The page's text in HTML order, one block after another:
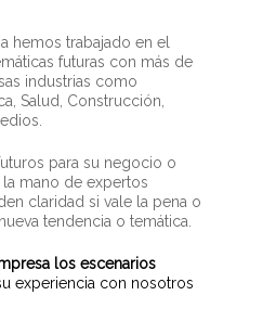
hemos trabajado en el
futuras con más de
industrias como
Salud, Construcción,
para su negocio o
mano de expertos
claridad si vale la pena o
tendencia o temática.
los escenarios
experiencia con nosotros